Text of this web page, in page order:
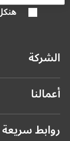
الشركة
الشركة
التاريخ
أعمالنا
هنكل تقنيات
(Henkel Adhesive Technologies)روابط سريعة